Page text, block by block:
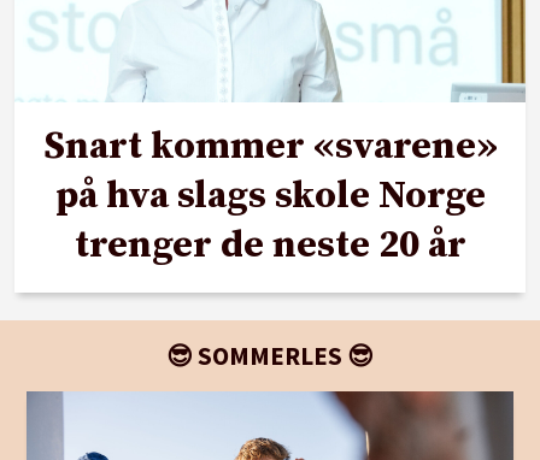
Snart kommer «svarene»
på hva slags skole Norge
trenger de neste 20 år
😎 SOMMERLES 😎